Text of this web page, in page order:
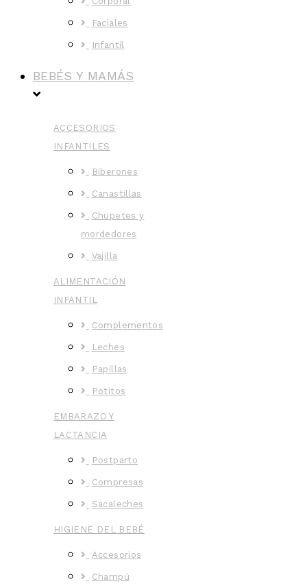
Faciales
Infantil
BEBÉS Y MAMÁS
ACCESORIOS
INFANTILES
Biberones
Canastillas
Chupetes y
mordedores
Vajilla
ALIMENTACIÓN
INFANTIL
Complementos
Leches
Papillas
Potitos
EMBARAZO Y
LACTANCIA
Postparto
Compresas
Sacaleches
HIGIENE DEL BEBÉ
Accesorios
Champú